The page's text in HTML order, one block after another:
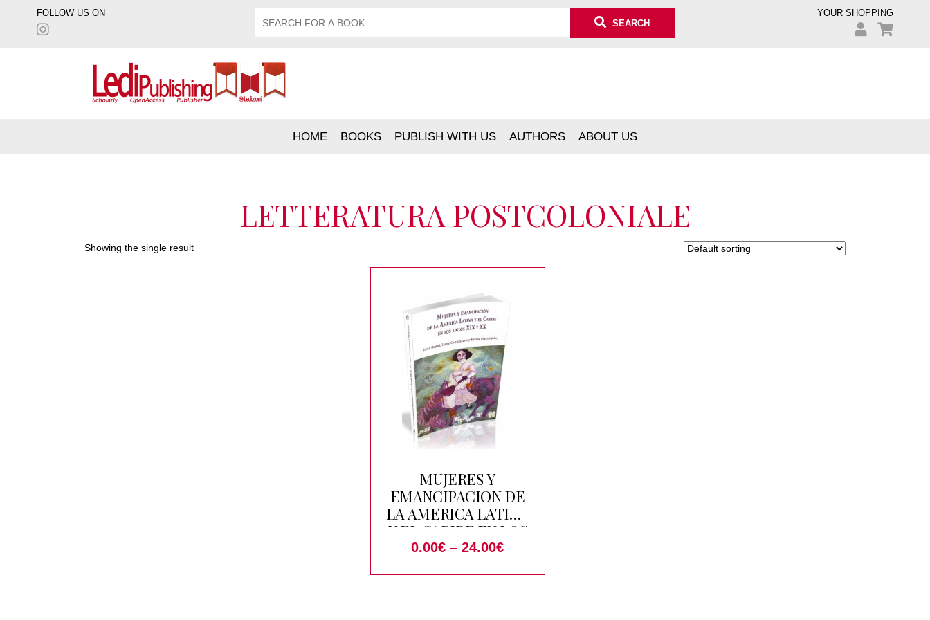
FOLLOW US ON
SEARCH
YOUR SHOPPING
HOME BOOKS PUBLISH WITH US AUTHORS ABOUT US
LETTERATURA POSTCOLONIALE
Showing the single result
MUJERES Y
EMANCIPACION DE
LA AMERICA LATINA
Y EL CARIBE EN LOS
SIGLOS XIX Y XX
0.00€ – 24.00€